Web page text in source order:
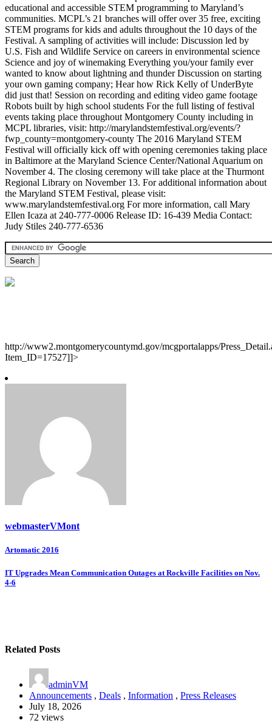
educational and accessible STEM programming to Maryland’s
communities. MCPL’s 21 branches will offer over 35 free, exciting
STEM programs for kids and adults throughout the 10 days of the
Festival. A sampling of activities will include: Discussion led by
U.S. Fish and Wildlife Service on careers in environmental science
Science and joy of winemaking Everything you/your family ever
wanted to know about lightning and thunder Discussion on starting
your own gaming company; Hear how Rick Kelly of UnderByte
did just that! Session on recording and editing video game footage
Robots built by high school students For the full listing of festival
events taking place throughout Montgomery County including in
MCPL libraries, visit: http://marylandstemfestival.org/events/?
fwp_county=montgomery-county The 2016 Maryland STEM
Festival will officially kick off with opening ceremonies taking place
in Baltimore at the Maryland Science Center/National Aquarium on
November 4. The closing ceremony will take place at the Thurmont
Regional Library on November 13. For additional information about
the Maryland STEM Festival, please visit:
www.marylandstemfestival.org For more information, call Mary
Ellen Icaza at 240-777-0006 Release ID: 16-439 Media Contact:
Judy Stiles 240-777-6536
http://www2.montgomerycountymd.gov/mcgportalapps/
Item_ID=17527]]>
webmasterVMont
Post
navigation
Artomatic 2016
IT Upgrades Mean Communication Outages at Rockville Facilities on Nov.
4-6
Related Posts
adminVM
Announcements , Deals , Information , Press Releases
July 18, 2026
72 views